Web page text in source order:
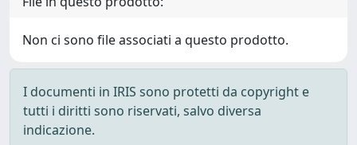
Non ci sono file associati a questo prodotto.
I documenti in IRIS sono protetti da copyright e
tutti i diritti sono riservati, salvo diversa
indicazione.